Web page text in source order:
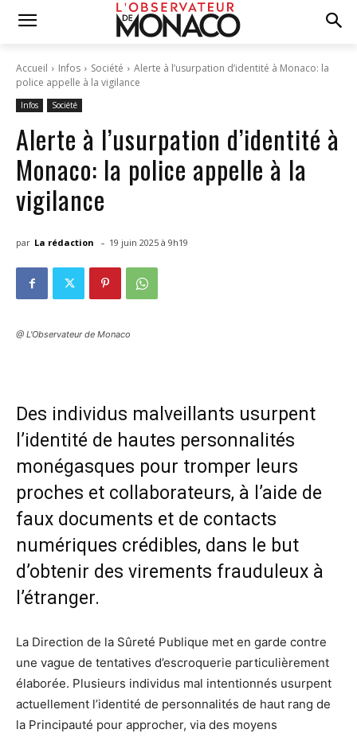
Accueil Infos Société
Alerte à l’usurpation d’identité à Monaco: la
police appelle à la vigilance
Infos Société
Alerte à l’usurpation d’identité à
Monaco: la police appelle à la
vigilance
par La rédaction - 19 juin 2025 à 9h19
@ L'Observateur de Monaco
Des individus malveillants usurpent
l’identité de hautes personnalités
monégasques pour tromper leurs
proches et collaborateurs, à l’aide de
faux documents et de contacts
numériques crédibles, dans le but
d’obtenir des virements frauduleux à
l’étranger.
La Direction de la Sûreté Publique met en garde contre
une vague de tentatives d’escroquerie particulièrement
élaborée. Plusieurs individus mal intentionnés usurpent
actuellement l’identité de personnalités de haut rang de
la Principauté pour approcher, via des moyens